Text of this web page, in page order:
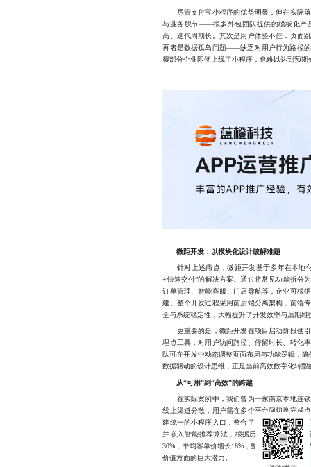
尽管支付宝小程序的优势明显，但在实际落
与业务脱节——很多外包团队提供的模板化产
高、迭代周期长。其次是用户体验不佳：页面
再者是数据孤岛问题——缺乏对用户行为路径
得部分企业即便上线了小程序，也难以达到预期
微距开发 ：以模块化设计破解难题
针对上述痛点，微距开发基于多年在本地
+快速交付”的解决方案。通过将常见功能拆分
订单管理、智能客服、门店导航等，企业可根
建。整个开发过程采用前后端分离架构，前端
全与系统稳定性，大幅提升了开发效率与后期维
更重要的是，微距开发在项目启动阶段便引
埋点工具，对用户访问路径、停留时长、转化
队可在开发中动态调整页面布局与功能逻辑，
数据驱动的设计思维，正是当前高效数字化转型
从“可用”到“高效”的跨越
在实际案例中，我们曾为一家南京本地连锁
线上渠道分散，用户需在多个平台间切换完成
建统一的小程序入口，整合了菜单展示、在线
并嵌入智能推荐算法，根据历史消费行为推
30%，平均客单价增长18%，整体运营成本下
价值方面的巨大潜力。